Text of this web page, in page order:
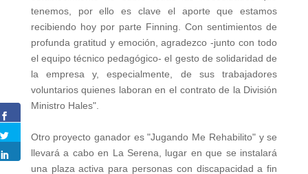
tenemos, por ello es clave el aporte que estamos
recibiendo hoy por parte Finning. Con sentimientos de
profunda gratitud y emoción, agradezco -junto con todo
el equipo técnico pedagógico- el gesto de solidaridad de
la empresa y, especialmente, de sus trabajadores
voluntarios quienes laboran en el contrato de la División
Ministro Hales".
Otro proyecto ganador es "Jugando Me Rehabilito" y se
llevará a cabo en La Serena, lugar en que se instalará
una plaza activa para personas con discapacidad a fin